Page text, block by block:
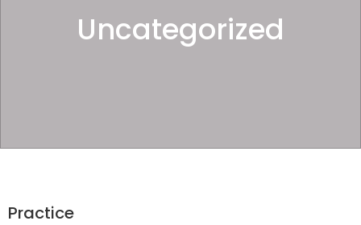
Uncategorized
Practice